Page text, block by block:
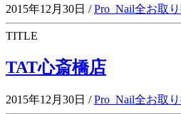
2015年12月30日 / Pro_Nail全お取
TITLE
TAT心斎橋店
2015年12月30日 / Pro_Nail全お取